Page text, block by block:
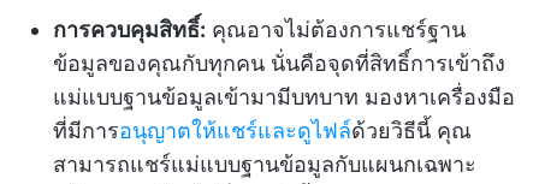
การควบคุมสิทธิ์: คุณอาจไม่ต้องการแชร์ฐาน
ข้อมูลของคุณกับทุกคน นั่นคือจุดที่สิทธิ์การเข้าถึง
แม่แบบฐานข้อมูลเข้ามามีบทบาท มองหาเครื่องมือ
ที่มีการอนุญาตให้แชร์และดูไฟล์ด้วยวิธีนี้ คุณ
สามารถแชร์แม่แบบฐานข้อมูลกับแผนกเฉพาะ